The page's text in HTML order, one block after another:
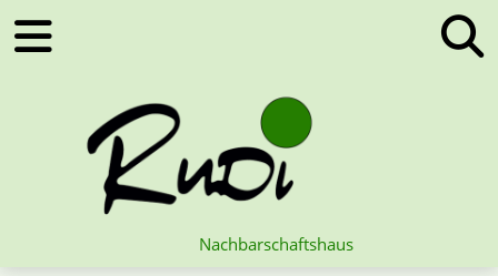
Nachbarschaftshaus